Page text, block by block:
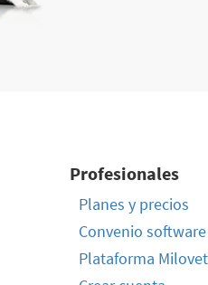
Profesionales
Planes y precios
Convenio
Plataforma Milovet